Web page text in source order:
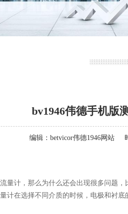
bv1946伟德手机版
编辑： betvicor伟德1946网站
量计，那么为什么还会出现很多问题
计在选择不同介质的时候，电极和衬